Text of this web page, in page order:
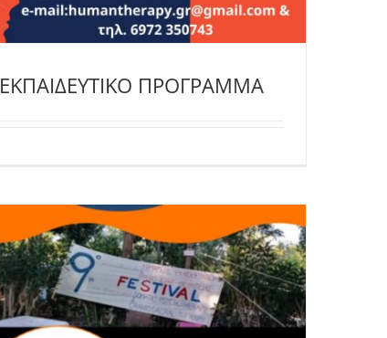
ΕΚΠΑΙΔΕΥΤΙΚΟ ΠΡΟΓΡΑΜΜΑ